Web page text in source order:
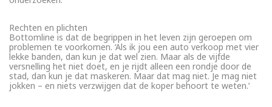
Rechten en plichten
Bottomline is dat de begrippen in het leven zijn geroepen om
problemen te voorkomen. ‘Als ik jou een auto verkoop met vier
lekke banden, dan kun je dat wel zien. Maar als de vijfde
versnelling het niet doet, en je rijdt alleen een rondje door de
stad, dan kun je dat maskeren. Maar dat mag niet. Je mag niet
jokken – en niets verzwijgen dat de koper behoort te weten.’